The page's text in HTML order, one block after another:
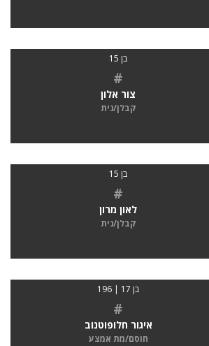
בן 15
#
צור אלון
קבלן/נית
בן 15
#
לאון מרון
קבלן/נית
בן 17 | 196
#
איגור חלופוטנוב
חוסם/מת אמצע